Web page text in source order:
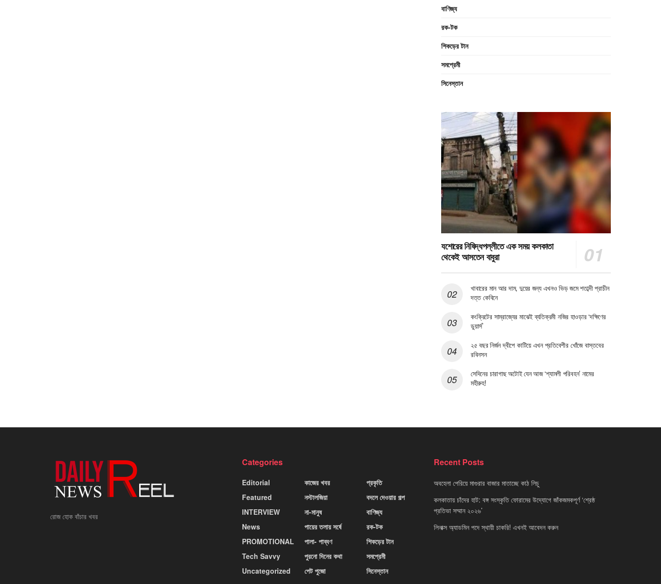
বাণিজ্য
রক-টক
শিকড়ের টান
সমপ্রেমী
সিনেস্তান
যশোরের নিষিদ্ধপল্লীতে এক সময় কলকাতা
থেকেই আসতেন বাবুরা
খাবারের মান আর দাম, দুয়ের জন্য এখনও ভিড় জমে শতাব্দী প্রাচীন
দত্ত কেবিনে
কংক্রিটের সাম্রাজ্যের মাঝেই ব্যতিক্রমী নজির হাওড়ার ‘দক্ষিণের
ডুয়ার্স’
২৫ বছর নির্জন দ্বীপে কাটিয়ে এখন প্রতিবেশীর খোঁজে বাস্তবের
রবিনসন
সেদিনের চারাগাছ অটোই যেন আজ ‘শ্যামলী পরিবহন’ নামের
মহীরুহ!
রোজ হোক বাঁচার খবর
Categories
Editorial
Featured
INTERVIEW
News
PROMOTIONAL
Tech Savvy
Uncategorized
কাজের খবর
নস্টালজিয়া
না-মানুষ
পায়ের তলায় সর্ষে
পালা- পাব্বণ
পুরনো দিনের কথা
পেট পুজো
প্রকৃতি
বদলে দেওয়ার গল্প
বাণিজ্য
রক-টক
শিকড়ের টান
সমপ্রেমী
সিনেস্তান
Recent Posts
অবহেলা পেরিয়ে মাগুরার বাজার মাতাচ্ছে কাঠ লিচু
কলকাতায় চাঁদের হাট: বঙ্গ সংস্কৃতি ফোরামের উদ্যোগে জাঁকজমকপূর্ণ ‘শ্রেষ্ঠ
প্রতিভা সম্মান ২০২৬’
লিনাক্স অ্যাডমিন পদে স্থায়ী চাকরি! এখনই আবেদন করুন